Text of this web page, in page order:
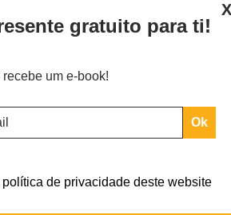
neste navegador para a próxima vez
para ti
gratuito para ti!
recebe um e-book!
política de privacidade deste website
X